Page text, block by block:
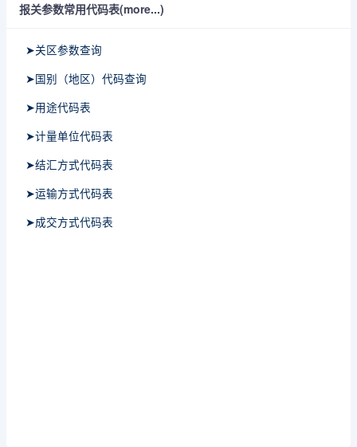
报关参数常用代码表(more...)
➤关区参数查询
➤国别（地区）代码查询
➤用途代码表
➤计量单位代码表
➤结汇方式代码表
➤运输方式代码表
➤成交方式代码表